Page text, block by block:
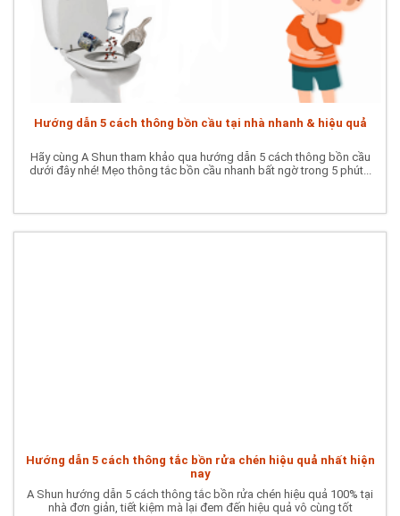
Hướng dẫn 5 cách thông bồn cầu tại nhà nhanh & hiệu quả
Hãy cùng A Shun tham khảo qua hướng dẫn 5 cách thông bồn cầu
dưới đây nhé! Mẹo thông tắc bồn cầu nhanh bất ngờ trong 5 phút...
Hướng dẫn 5 cách thông tắc bồn rửa chén hiệu quả nhất hiện
nay
A Shun hướng dẫn 5 cách thông tắc bồn rửa chén hiệu quả 100% tại
nhà đơn giản, tiết kiệm mà lại đem đến hiệu quả vô cùng tốt